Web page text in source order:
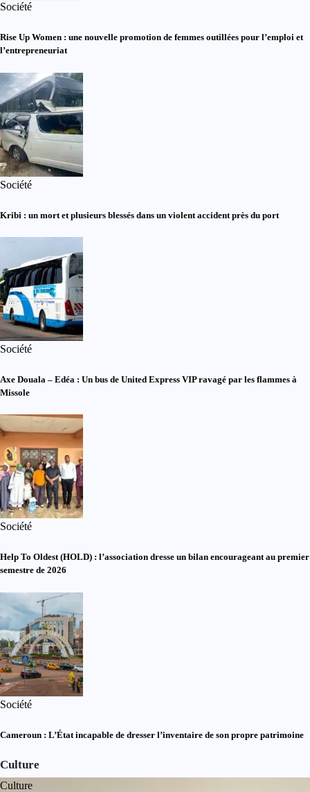
Société
Rise Up Women : une nouvelle promotion de femmes outillées pour l’emploi et
l’entrepreneuriat
Société
Kribi : un mort et plusieurs blessés dans un violent accident près du port
Société
Axe Douala – Edéa : Un bus de United Express VIP ravagé par les flammes à
Missole
Société
Help To Oldest (HOLD) : l’association dresse un bilan encourageant au premier
semestre de 2026
Société
Cameroun : L’État incapable de dresser l’inventaire de son propre patrimoine
Culture
Culture